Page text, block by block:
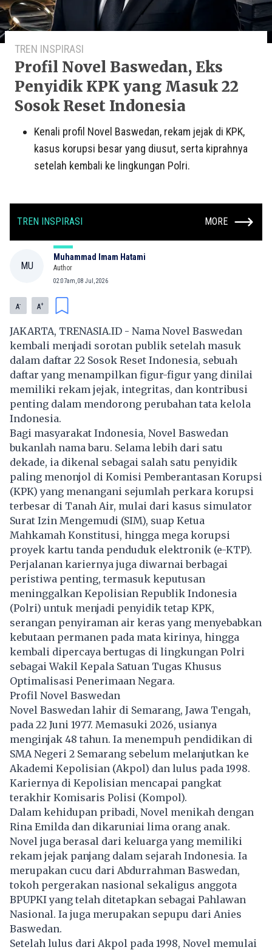
TREN INSPIRASI
Profil Novel Baswedan, Eks
Penyidik KPK yang Masuk 22
Sosok Reset Indonesia
Kenali profil Novel Baswedan, rekam jejak di KPK,
kasus korupsi besar yang diusut, serta kiprahnya
setelah kembali ke lingkungan Polri.
TREN INSPIRASI MORE
MU
Muhammad Imam Hatami
Author
02:07am, 08 Jul, 2026
A- A+
JAKARTA, TRENASIA.ID - Nama Novel Baswedan
kembali menjadi sorotan publik setelah masuk
dalam daftar 22 Sosok Reset Indonesia, sebuah
daftar yang menampilkan figur-figur yang dinilai
memiliki rekam jejak, integritas, dan kontribusi
penting dalam mendorong perubahan tata kelola
Indonesia.
Bagi masyarakat Indonesia, Novel Baswedan
bukanlah nama baru. Selama lebih dari satu
dekade, ia dikenal sebagai salah satu penyidik
paling menonjol di Komisi Pemberantasan Korupsi
(KPK) yang menangani sejumlah perkara korupsi
terbesar di Tanah Air, mulai dari kasus simulator
Surat Izin Mengemudi (SIM), suap Ketua
Mahkamah Konstitusi, hingga mega korupsi
proyek kartu tanda penduduk elektronik (e-KTP).
Perjalanan kariernya juga diwarnai berbagai
peristiwa penting, termasuk keputusan
meninggalkan Kepolisian Republik Indonesia
(Polri) untuk menjadi penyidik tetap KPK,
serangan penyiraman air keras yang menyebabkan
kebutaan permanen pada mata kirinya, hingga
kembali dipercaya bertugas di lingkungan Polri
sebagai Wakil Kepala Satuan Tugas Khusus
Optimalisasi Penerimaan Negara.
Profil Novel Baswedan
Novel Baswedan lahir di Semarang, Jawa Tengah,
pada 22 Juni 1977. Memasuki 2026, usianya
menginjak 48 tahun. Ia menempuh pendidikan di
SMA Negeri 2 Semarang sebelum melanjutkan ke
Akademi Kepolisian (Akpol) dan lulus pada 1998.
Kariernya di Kepolisian mencapai pangkat
terakhir Komisaris Polisi (Kompol).
Dalam kehidupan pribadi, Novel menikah dengan
Rina Emilda dan dikaruniai lima orang anak.
Novel juga berasal dari keluarga yang memiliki
rekam jejak panjang dalam sejarah Indonesia. Ia
merupakan cucu dari Abdurrahman Baswedan,
tokoh pergerakan nasional sekaligus anggota
BPUPKI yang telah ditetapkan sebagai Pahlawan
Nasional. Ia juga merupakan sepupu dari Anies
Baswedan.
Setelah lulus dari Akpol pada 1998, Novel memulai